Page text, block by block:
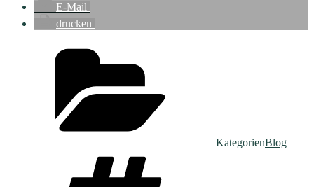
E-Mail
drucken
KategorienBlog